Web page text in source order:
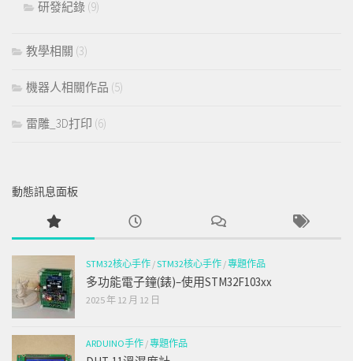
研發紀錄 (9)
教學相關 (3)
機器人相關作品 (5)
雷雕_3D打印 (6)
動態訊息面板
STM32核心手作 /STM32核心手作 /專題作品
多功能電子鐘(錶)–使用STM32F103xx
2025 年 12 月 12 日
ARDUINO手作 /專題作品